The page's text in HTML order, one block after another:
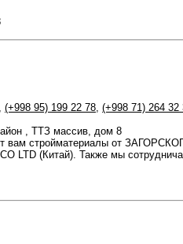
, (+998 95) 199 22 78, (+998 71) 264 32
, ТТЗ массив, дом 8
вам стройматериалы от
LTD (Китай). Также мы